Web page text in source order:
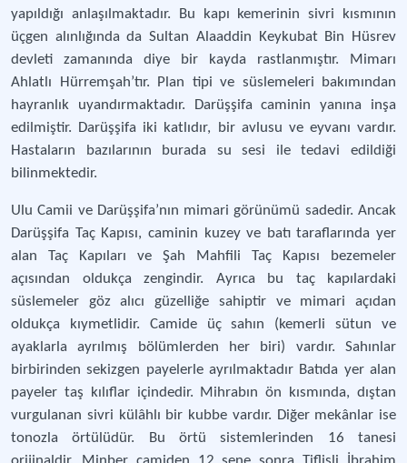
yapıldığı anlaşılmaktadır. Bu kapı kemerinin sivri kısmının
üçgen alınlığında da Sultan Alaaddin Keykubat Bin Hüsrev
devleti zamanında diye bir kayda rastlanmıştır. Mimarı
Ahlatlı Hürremşah’tır. Plan tipi ve süslemeleri bakımından
hayranlık uyandırmaktadır. Darüşşifa caminin yanına inşa
edilmiştir. Darüşşifa iki katlıdır, bir avlusu ve eyvanı vardır.
Hastaların bazılarının burada su sesi ile tedavi edildiği
bilinmektedir.
Ulu Camii ve Darüşşifa’nın mimari görünümü sadedir. Ancak
Darüşşifa Taç Kapısı, caminin kuzey ve batı taraflarında yer
alan Taç Kapıları ve Şah Mahfili Taç Kapısı bezemeler
açısından oldukça zengindir. Ayrıca bu taç kapılardaki
süslemeler göz alıcı güzelliğe sahiptir ve mimari açıdan
oldukça kıymetlidir. Camide üç sahın (kemerli sütun ve
ayaklarla ayrılmış bölümlerden her biri) vardır. Sahınlar
birbirinden sekizgen payelerle ayrılmaktadır Batıda yer alan
payeler taş kılıflar içindedir. Mihrabın ön kısmında, dıştan
vurgulanan sivri külâhlı bir kubbe vardır. Diğer mekânlar ise
tonozla örtülüdür. Bu örtü sistemlerinden 16 tanesi